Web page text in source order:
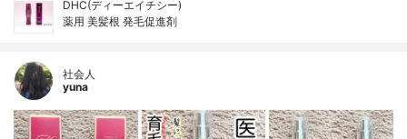
DHC(ディーエイチシー)
薬用 美髪根 発毛促進剤
社会人
yuna